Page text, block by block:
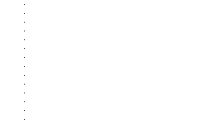
.
.
.
.
.
.
.
.
.
.
.
.
.
.